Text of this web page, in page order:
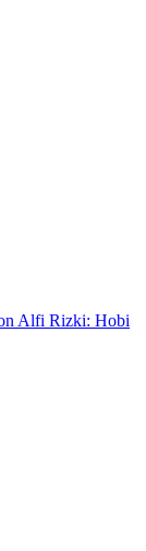
Alfi Rizki: Hobi